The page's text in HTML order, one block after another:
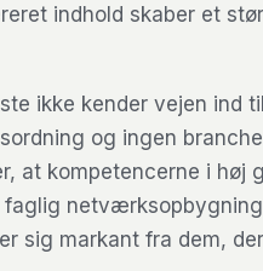
indhold skaber et
ikke kender vejen ind
og ingen
at kompetencerne i høj
sig markant fra dem,